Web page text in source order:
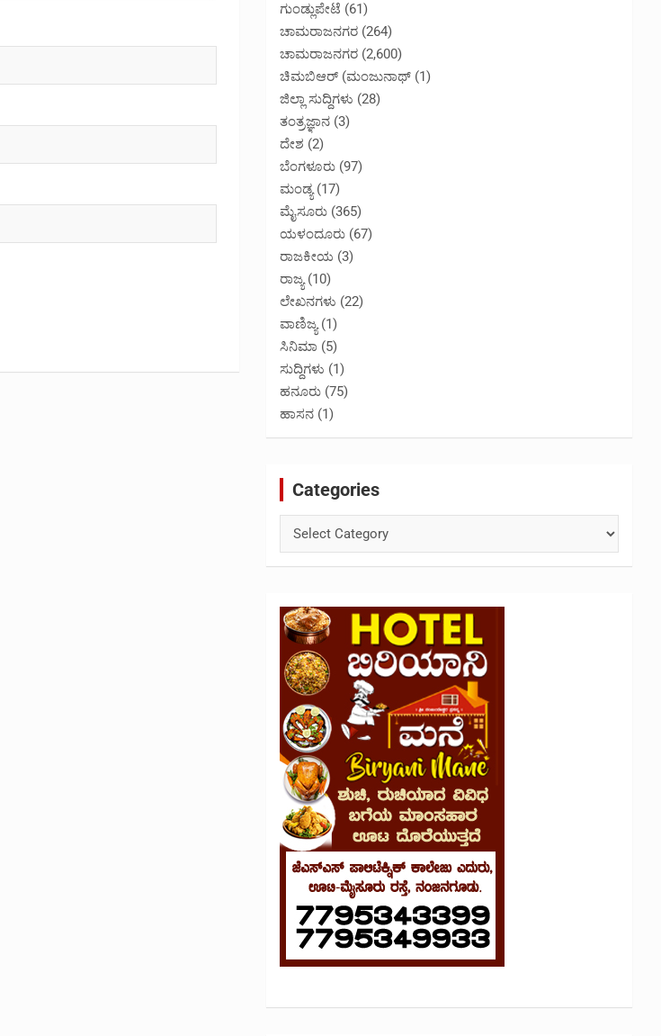
ಗುಂಡ್ಲುಪೇಟೆ (61)
ಚಾಮರಾಜನಗರ (264)
ಚಾಮರಾಜನಗರ (2,600)
ಚಿಮಬಿಆರ್ (ಮಂಜುನಾಥ್ (1)
ಜಿಲ್ಲಾ ಸುದ್ದಿಗಳು (28)
ತಂತ್ರಜ್ಞಾನ (3)
ದೇಶ (2)
ಬೆಂಗಳೂರು (97)
ಮಂಡ್ಯ(17)
ಮೈಸೂರು (365)
ಯಳಂದೂರು (67)
ರಾಜಕೀಯ (3)
ರಾಜ್ಯ(10)
ಲೇಖನಗಳು (22)
ವಾಣಿಜ್ಯ(1)
ಸಿನಿಮಾ (5)
ಸುದ್ದಿಗಳು (1)
ಹನೂರು (75)
ಹಾಸನ (1)
Categories